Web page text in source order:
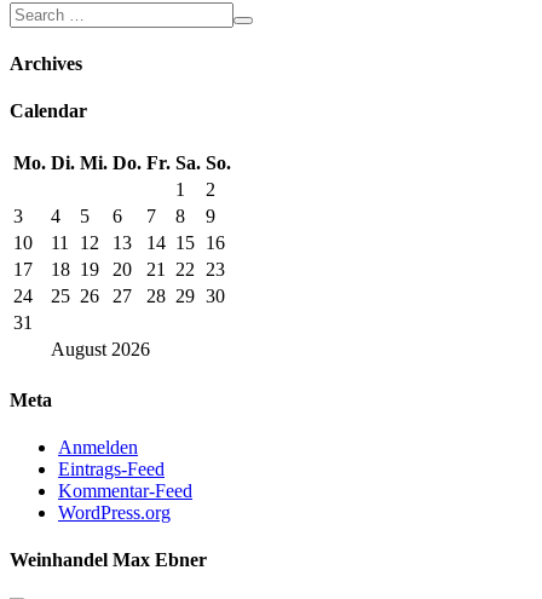
Archives
Calendar
Mo. Di. Mi. Do. Fr. Sa. So.
1
2
3
4 5 6 7 8
9
10
11 12 13 14 15 16
17
18 19 20 21 22
23
24
25 26 27 28 29 30
31
August 2026
Meta
Anmelden
Eintrags-Feed
Kommentar-Feed
WordPress.org
Weinhandel Max Ebner